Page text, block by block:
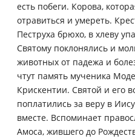
есть побеги. Корова,
отравиться и умереть.
Пеструха брюхо, в хлеву
Святому поклонялись и
животных от падежа и
чтут память мученика
Крискентии. Святой и его
поплатились за веру в
вместе. Вспоминает
Амоса, жившего до